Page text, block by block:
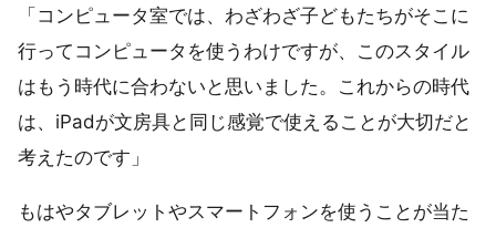
「コンピュータ室では、わざわざ子どもたちがそこに
行ってコンピュータを使うわけですが、このスタイル
はもう時代に合わないと思いました。これからの時代
は、iPadが文房具と同じ感覚で使えることが大切だと
考えたのです」
もはやタブレットやスマートフォンを使うことが当た